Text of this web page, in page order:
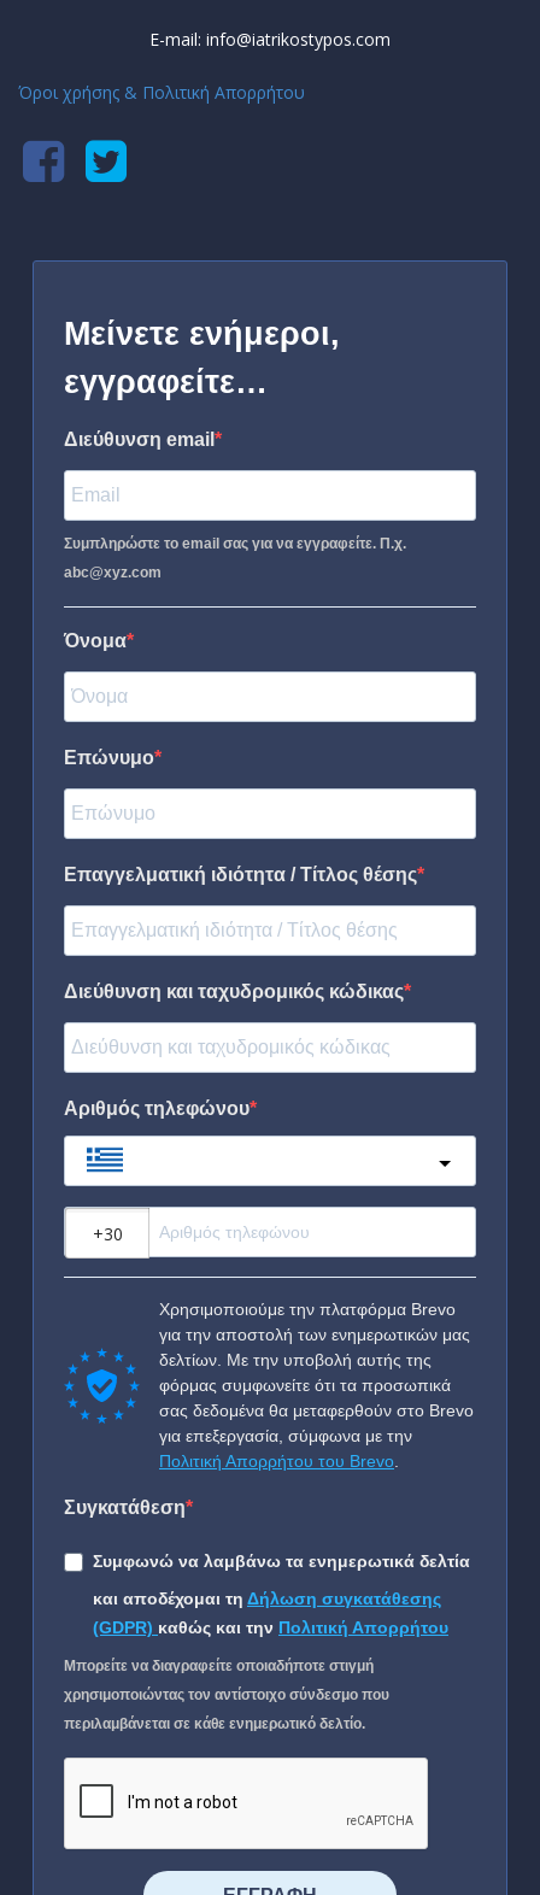
E-mail: info@iatrikostypos.com
Όροι χρήσης & Πολιτική Απορρήτου
Μείνετε ενήμεροι,
εγγραφείτε…
Διεύθυνση email
Συμπληρώστε το email σας για να εγγραφείτε. Π.χ.
abc@xyz.com
Όνομα
Επώνυμο
Επαγγελματική ιδιότητα / Τίτλος θέσης
Διεύθυνση και ταχυδρομικός κώδικας
Αριθμός τηλεφώνου
Χρησιμοποιούμε την πλατφόρμα Brevo
για την αποστολή των ενημερωτικών μας
δελτίων. Με την υποβολή αυτής της
φόρμας συμφωνείτε ότι τα προσωπικά
σας δεδομένα θα μεταφερθούν στο Brevo
για επεξεργασία, σύμφωνα με την
Πολιτική Απορρήτου του Brevo
Συγκατάθεση
Συμφωνώ να λαμβάνω τα ενημερωτικά δελτία
και αποδέχομαι τη Δήλωση συγκατάθεσης
(GDPR) καθώς και την Πολιτική Απορρήτου
Μπορείτε να διαγραφείτε οποιαδήποτε στιγμή
χρησιμοποιώντας τον αντίστοιχο σύνδεσμο που
περιλαμβάνεται σε κάθε ενημερωτικό δελτίο.